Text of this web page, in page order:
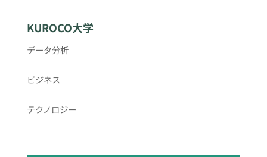
KUROCO大学
データ分析
ビジネス
テクノロジー